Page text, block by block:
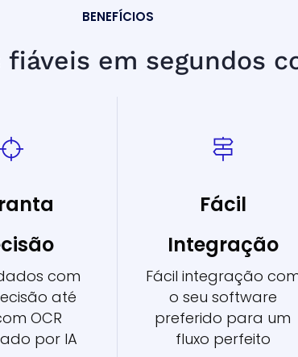
BENEFÍCIOS
em segundos
com
até
OCR
por IA
Fácil
Integração
Fácil integração
o seu software
preferido para um
fluxo perfeito